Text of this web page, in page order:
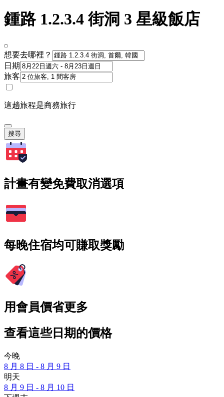
鍾路 1.2.3.4 街洞 3 星級飯店
想要去哪裡？
日期
旅客
這趟旅程是商務旅行
搜尋
計畫有變免費取消選項
每晚住宿均可賺取獎勵
用會員價省更多
查看這些日期的價格
今晚
8 月 8 日 - 8 月 9 日
明天
8 月 9 日 - 8 月 10 日